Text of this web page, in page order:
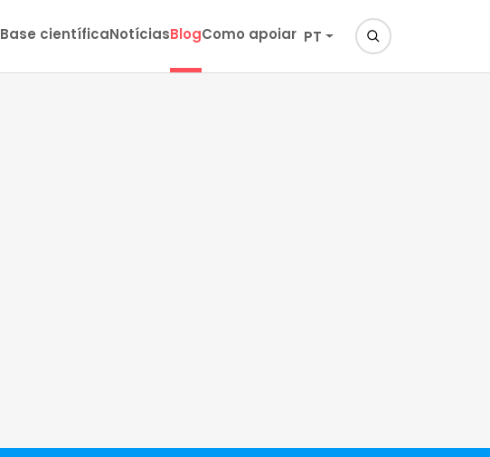
Base científicaNotíciasBlogComo apoiar PT